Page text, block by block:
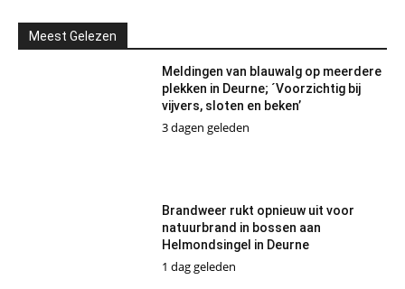
Meest Gelezen
Meldingen van blauwalg op meerdere
plekken in Deurne; ´Voorzichtig bij
vijvers, sloten en beken’
3 dagen geleden
Brandweer rukt opnieuw uit voor
natuurbrand in bossen aan
Helmondsingel in Deurne
1 dag geleden